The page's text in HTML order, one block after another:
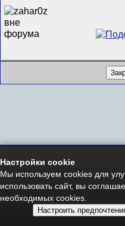
Настройки cookie
Мы используем cookies для
использовать сайт, вы
необходимых cookies.
Настроить